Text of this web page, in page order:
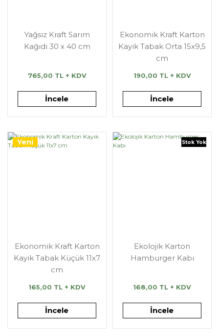
Yağsız Kraft Sarım
Kağıdı 30 x 40 cm
765,00 TL + KDV
İncele
Ekonomik Kraft Karton
Kayık Tabak Orta 15x9,5
cm
190,00 TL + KDV
İncele
Yeni
Ekonomik Kraft Karton
Kayık Tabak Küçük 11x7
cm
165,00 TL + KDV
İncele
Stok Yok
Ekolojik Karton
Hamburger Kabı
168,00 TL + KDV
İncele